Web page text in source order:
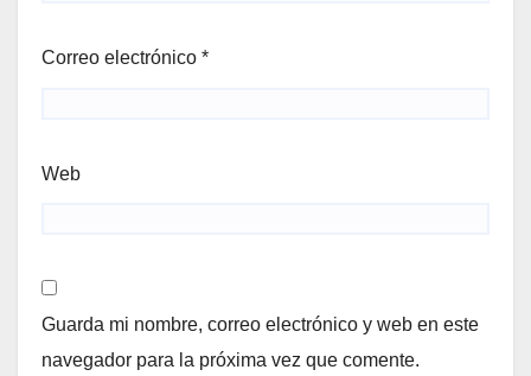
Correo electrónico *
Web
Guarda mi nombre, correo electrónico y web en este
navegador para la próxima vez que comente.